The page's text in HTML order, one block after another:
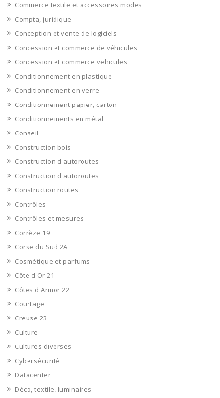
Commerce textile et accessoires modes
Compta, juridique
Conception et vente de logiciels
Concession et commerce de véhicules
Concession et commerce vehicules
Conditionnement en plastique
Conditionnement en verre
Conditionnement papier, carton
Conditionnements en métal
Conseil
Construction bois
Construction d'autoroutes
Construction d'autoroutes
Construction routes
Contrôles
Contrôles et mesures
Corrèze 19
Corse du Sud 2A
Cosmétique et parfums
Côte d'Or 21
Côtes d'Armor 22
Courtage
Creuse 23
Culture
Cultures diverses
Cybersécurité
Datacenter
Déco, textile, luminaires